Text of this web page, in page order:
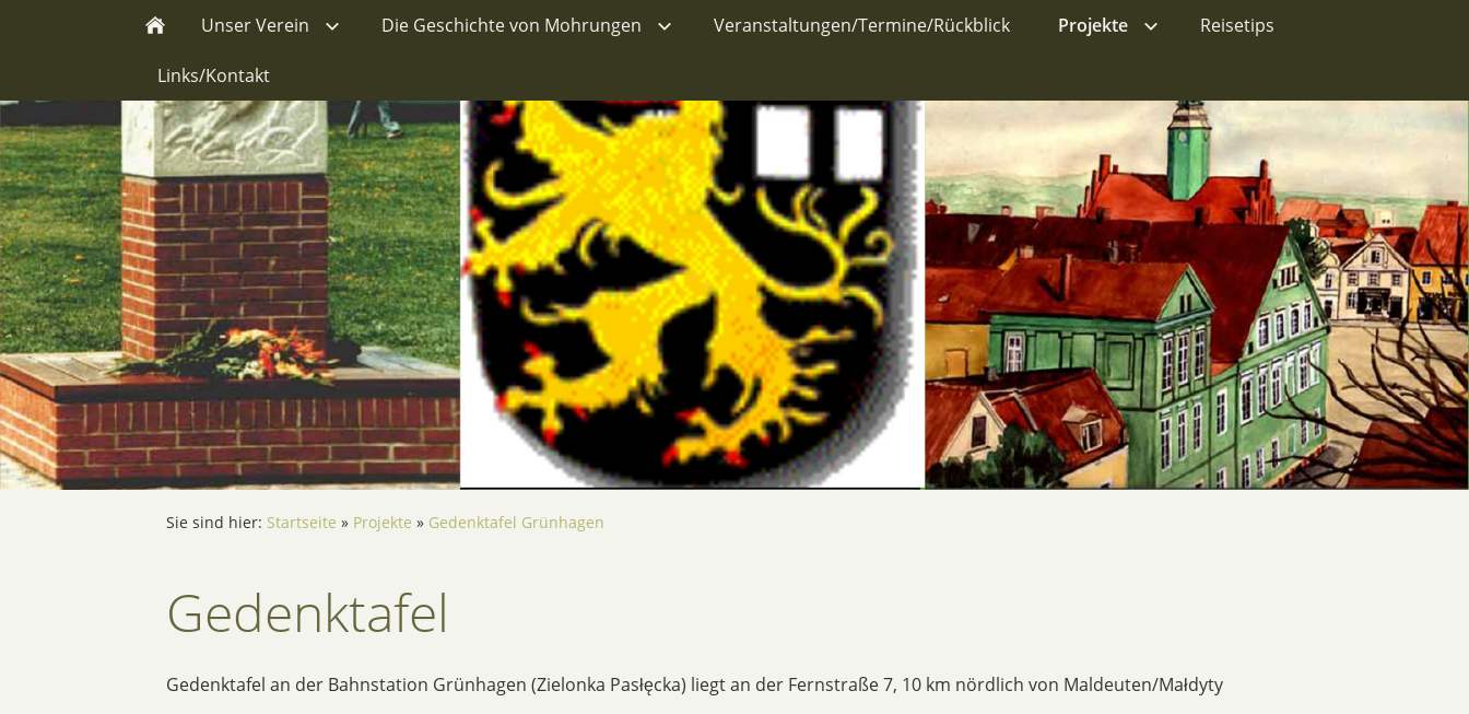
Unser Verein Die Geschichte von Mohrungen Veranstaltungen/Termine/Rückblick Projekte Reisetips
Links/Kontakt
Sie sind hier: Startseite » Projekte » Gedenktafel Grünhagen
Gedenktafel
Gedenktafel an der Bahnstation Grünhagen (Zielonka Pasłęcka) liegt an der Fernstraße 7, 10 km nördlich von Maldeuten/Małdyty